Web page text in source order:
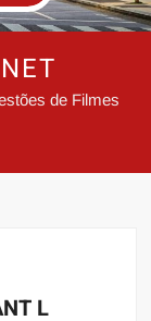
de Filmes
L